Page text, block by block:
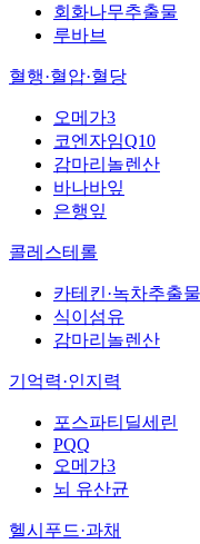
회화나무추출물
루바브
혈행·혈압·혈당
오메가3
코엔자임Q10
감마리놀렌산
바나바잎
은행잎
콜레스테롤
카테킨·녹차추출물
식이섬유
감마리놀렌산
기억력·인지력
포스파티딜세린
PQQ
오메가3
뇌 유산균
헬시푸드·과채